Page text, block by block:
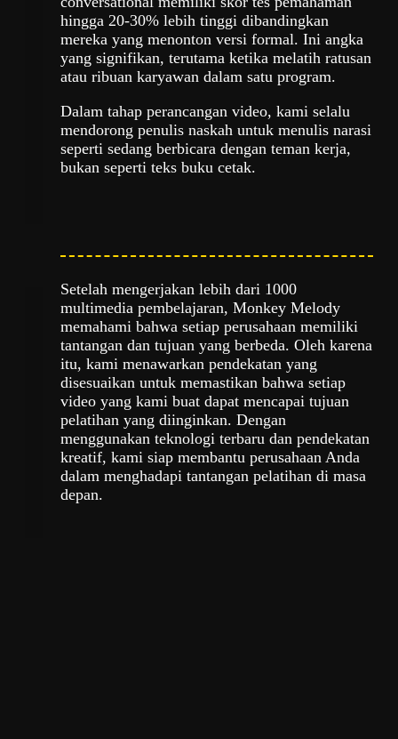
hingga 20-30% lebih tinggi dibandingkan
mereka yang menonton versi formal. Ini angka
yang signifikan, terutama ketika melatih ratusan
atau ribuan karyawan dalam satu program.
Dalam tahap perancangan video, kami selalu
mendorong penulis naskah untuk menulis narasi
seperti sedang berbicara dengan teman kerja,
bukan seperti teks buku cetak.
Setelah mengerjakan lebih dari 1000
multimedia pembelajaran, Monkey Melody
memahami bahwa setiap perusahaan memiliki
tantangan dan tujuan yang berbeda. Oleh karena
itu, kami menawarkan pendekatan yang
disesuaikan untuk memastikan bahwa setiap
video yang kami buat dapat mencapai tujuan
pelatihan yang diinginkan. Dengan
menggunakan teknologi terbaru dan pendekatan
kreatif, kami siap membantu perusahaan Anda
dalam menghadapi tantangan pelatihan di masa
depan.